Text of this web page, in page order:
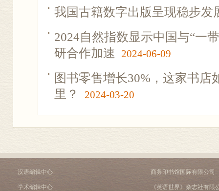
我国古籍数字出版呈现稳步发
2024自然指数显示中国与“一
研合作加速
2024-06-09
图书零售增长30%，这家书店
里？
2024-03-20
汉语编辑中心
学术编辑中心
商务印书馆国际有限公司
《英语世界》杂志社有限